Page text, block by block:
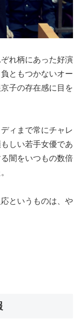
れ柄にあった好演
ともつかないオー
子の存在感に目を
ィまで常にチャレ
しい若手女優であ
闇をいつもの数倍
というものは、や